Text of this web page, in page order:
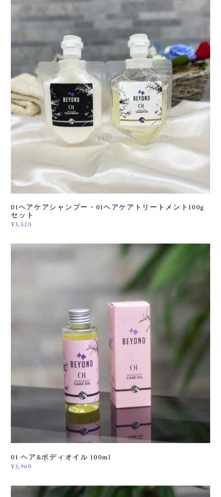
01ヘアケアシャンプー・01ヘアケアトリートメント100g
セット
¥3,520
01 ヘア&ボディオイル 100ml
¥3,960